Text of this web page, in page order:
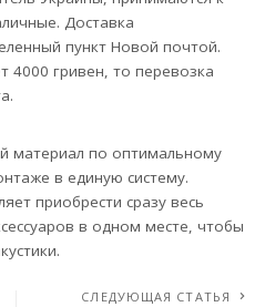
Доставка
пункт Новой почтой.
4000 гривен, то перевозка
материал по оптимальному
в единую систему.
приобрести сразу весь
в одном месте, чтобы
СЛЕДУЮЩАЯ СТАТЬЯ